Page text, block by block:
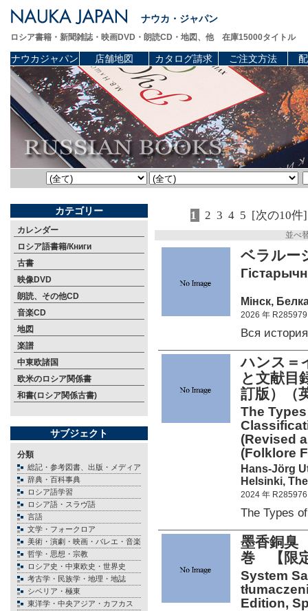
ナウカ・ジャパン
ロシア書籍・新聞雑誌・映画DVD・朗読CD・地図、他 在庫15000タイトル
ナウカジャパン 店舗地図 カタログ請求 ご注文方法
カテゴリー
カレンダー
ロシア語書籍/Книги
古書
映像DVD
朗読、その他CD
音楽CD
地図
楽譜
中東欧諸国
欧米のロシア関係書
和書(ロシア関係古書)
サブジェクト
分類
総記・参考図書、出版・メディア
辞典・百科事典
ロシア語学習
ロシア語・スラヴ語
言語
文学・フォークロア
美術・演劇・映画・バレエ・音楽
哲学・思想・宗教
ロシア史・中東欧史・世界史
考古学・民族学・地理・地誌
シベリア・極東
東洋学・中央アジア・カフカス
1 2 3 4 5 [次の10件]
並べ
ベラルー
Мiнск,
2026 年 R285979
Вся
ハンス＝
と文献目
訂版）（
The
(Revised
(Folklore
Hans-Jörg
Helsinki,
2024 年 R285976
The Types
墨香銅臭
巻 【限
System
Edition,